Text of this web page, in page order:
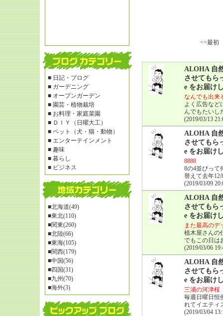
■ 日記・ブログ
■ ガーデニング
■ オープンガーデン
■ 園芸・植物栽培
■ お料理・家庭菜園
■ ＤＩＹ（日曜大工）
■ ペット（犬・猫・動物）
■ エンターテインメント
■ 趣味
■ 暮らし
■ ビジネス
■北海道(49)
■東北(110)
■関東(260)
■北陸(66)
■東海(105)
■関西(179)
■中国(56)
■四国(31)
■九州(70)
■海外(3)
<<最初
ALOHA 自
させてもら
e をお届け
なんでも出来
よく広告など
んでもたいし
(2019/03/13
ALOHA 自
させてもら
e をお届け
8888
8の4並びって
替えて去年
(2019/03/09
ALOHA 自
させてもら
e をお届け
また最高のデ
植木屋さんの
でもこの日は
(2019/03/06
ALOHA 自
させてもら
e をお届け
三浦の河津桜
毎週日曜日恒
れてイエティ
(2019/03/04